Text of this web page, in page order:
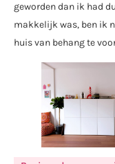
geworden dan ik had
makkelijk was, ben ik
huis van behang te